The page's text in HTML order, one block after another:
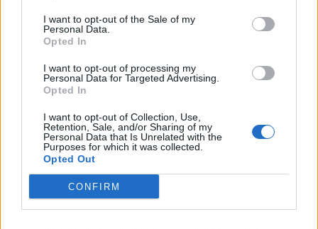
I want to opt-out of the Sale of my
Personal Data.
Opted In
I want to opt-out of processing my
Personal Data for Targeted Advertising.
Opted In
I want to opt-out of Collection, Use,
Retention, Sale, and/or Sharing of my
Personal Data that Is Unrelated with the
Purposes for which it was collected.
Opted Out
CONFIRM
Διάβασε σχετικά
Ηλεκτροδοτήθηκε το νέο φοιτητικό κέντρο του
Πανεπιστημίου Πελοποννήσου στην Τρίπολη
Εγινε το σημαντικότερο βήμα για τη
δημιουργία φοιτητικής εστίας στην Τρίπολη